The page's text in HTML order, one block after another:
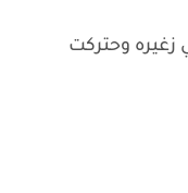
زغيره وحتركت